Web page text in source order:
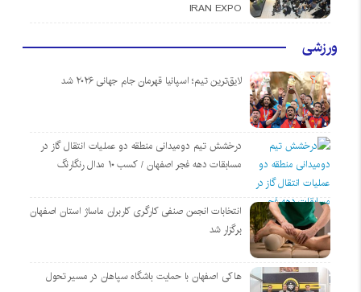
IRAN EXPO
ورزشی
لایق‌ترین تیم؛ اسپانیا قهرمان جام جهانی ۲۰۲۶ شد
درخشش تیم دومیدانی منطقه دو عملیات انتقال گاز در
مسابقات دهه فجر اصفهان / کسب ۱۰ مدال رنگارنگ
انتخابات انجمن صنفی کارگری کاربران ماساژ استان اصفهان
برگزار شد
هاکی اصفهان با حمایت باشگاه سپاهان در مسیر تحول